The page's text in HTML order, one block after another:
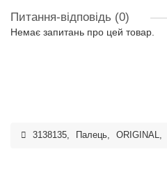
Питання-відповідь (0)
Немає запитань про цей товар.
3138135, Палець, ORIGINAL,